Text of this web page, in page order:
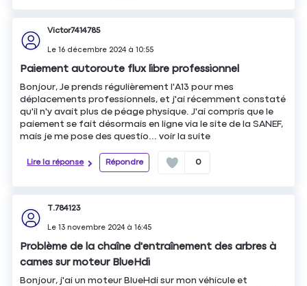
Victor7414785
Le16 décembre 2024à10:55
Paiement autoroute flux libre professionnel
Bonjour, Je prends régulièrement l'A13 pour mes
déplacements professionnels, et j'ai récemment constaté
qu'il n'y avait plus de péage physique. J'ai compris que le
paiement se fait désormais en ligne via le site de la SANEF,
mais je me pose des questio...voir la suite
Lire la réponse Répondre 0
T.784123
Le13 novembre 2024à16:45
Problème de la chaîne d'entraînement des arbres à
cames sur moteur BlueHdi
Bonjour, j'ai un moteur BlueHdi sur mon véhicule et